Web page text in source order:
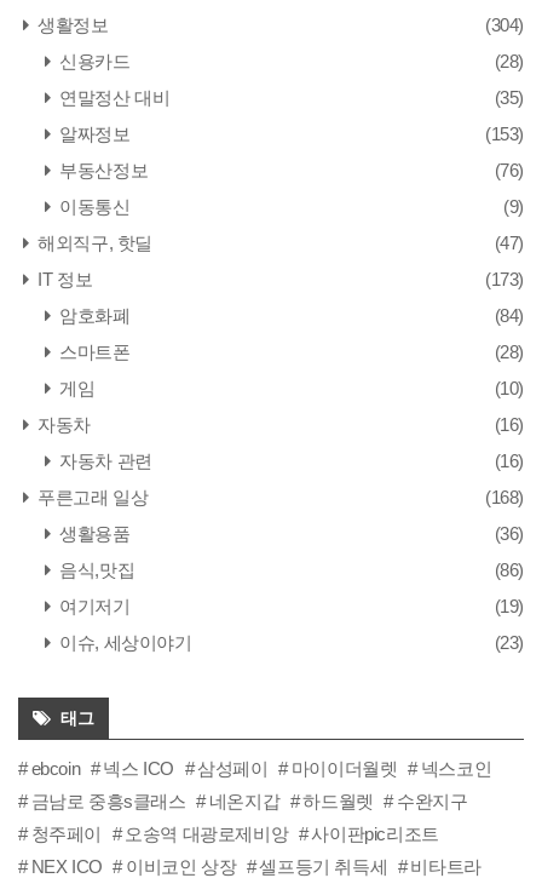
생활정보
(304)
신용카드
(28)
연말정산 대비
(35)
알짜정보
(153)
부동산정보
(76)
이동통신
(9)
해외직구, 핫딜
(47)
IT 정보
(173)
암호화폐
(84)
스마트폰
(28)
게임
(10)
자동차
(16)
자동차 관련
(16)
푸른고래 일상
(168)
생활용품
(36)
음식,맛집
(86)
여기저기
(19)
이슈, 세상이야기
(23)
태그
ebcoin 넥스 ICO 삼성페이 마이이더월렛
넥스코인
금남로 중흥s클래스
네온지갑 하드월렛
수완지구
청주페이
오송역 대광로제비앙
사이판pic리조트
NEX ICO
이비코인 상장 셀프등기 취득세
비타트라